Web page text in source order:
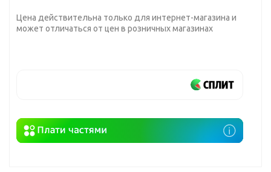
Цена действительна только для интернет-магазина и
может отличаться от цен в розничных магазинах